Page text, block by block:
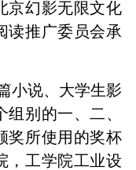
京幻影无限文化
读推广委员会承
小说、大学生影
别的一、二、
奖所使用的奖杯
，工学院工业设